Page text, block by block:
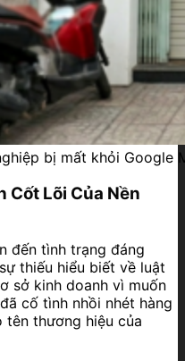
bị mất khỏi Google
Cốt Lõi Của Nền
đến tình trạng đáng
thiếu hiểu biết về luật
sở kinh doanh vì muốn
cố tình nhồi nhét hàng
thương hiệu của